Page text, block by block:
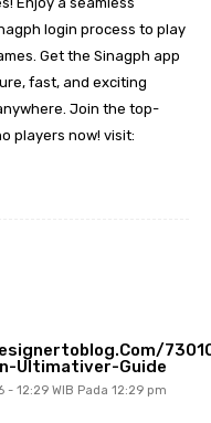
login process to play
Get the Sinagph app
fast, and exciting
Join the top-
players now! visit:
Ultimativer-Guide
- 12:29 WIB Pada 12:29 pm